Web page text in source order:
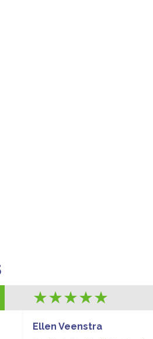
Ellen Veenstra